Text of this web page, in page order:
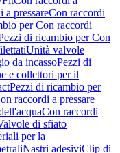
a pressareCon raccordi
per Con raccordi
di ricambio per Con
Unità valvole
da incassoPezzi di
e collettori per il
Pezzi di ricambio per
raccordi a pressare
Con raccordi
di sfiato
per la
Nastri adesiviClip di